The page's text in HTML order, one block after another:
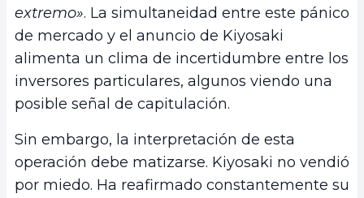
extremo». La simultaneidad entre este pánico
de mercado y el anuncio de Kiyosaki
alimenta un clima de incertidumbre entre los
inversores particulares, algunos viendo una
posible señal de capitulación.
Sin embargo, la interpretación de esta
operación debe matizarse. Kiyosaki no vendió
por miedo. Ha reafirmado constantemente su